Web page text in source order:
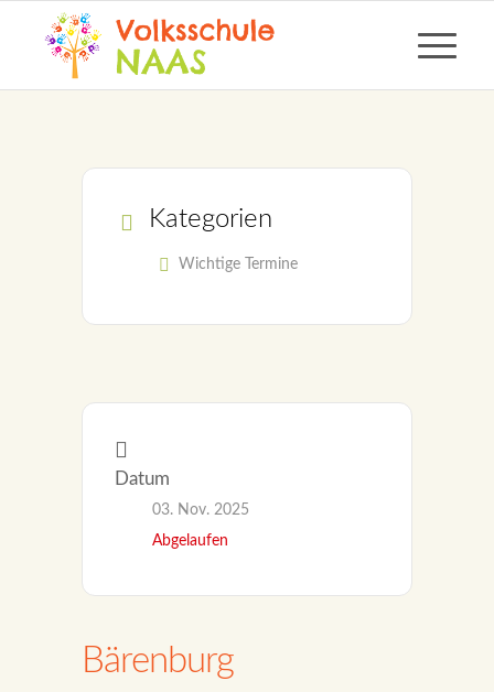
Kategorien
Wichtige Termine
Datum
03. Nov. 2025
Abgelaufen
Bärenburg